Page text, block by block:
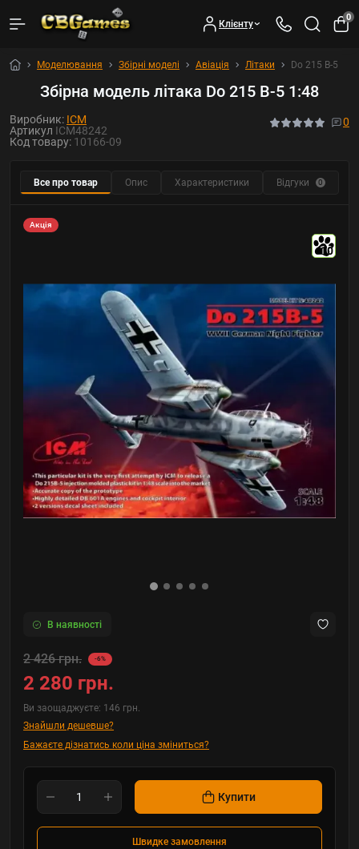
Клієнту
0
Моделювання Збірні моделі Авіація Літаки Do 215 B-5
Збірна модель літака Do 215 B-5 1:48
Виробник: ICM
Артикул ICM48242
Код товару: 10166-09
0
Все про товар Опис Характеристики Відгуки 0
Акція
10
В наявності
2 426 грн. -6%
2 280 грн.
Ви заощаджуєте: 146 грн.
Знайшли дешевше?
Бажаєте дізнатись коли ціна зміниться?
Купити
Швидке замовлення